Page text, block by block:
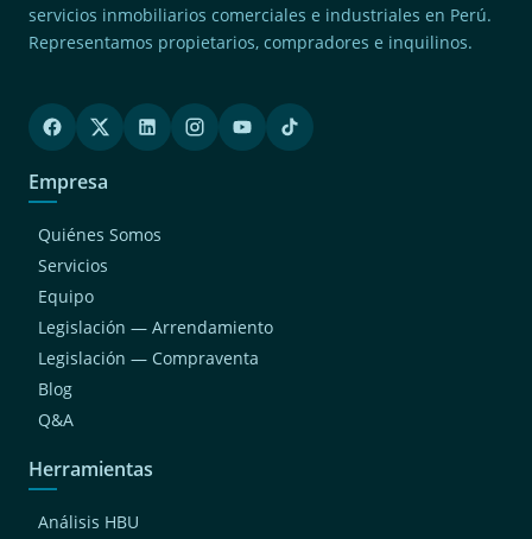
servicios inmobiliarios comerciales e industriales en Perú.
Representamos propietarios, compradores e inquilinos.
Empresa
Quiénes Somos
Servicios
Equipo
Legislación — Arrendamiento
Legislación — Compraventa
Blog
Q&A
Herramientas
Análisis HBU